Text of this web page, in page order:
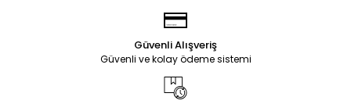
Güvenli Alışveriş
Güvenli ve kolay ödeme sistemi